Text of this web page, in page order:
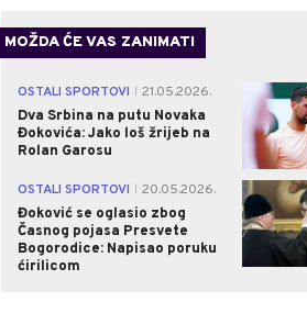
MOŽDA ĆE VAS ZANIMATI
OSTALI SPORTOVI
21.05.2026.
Dva Srbina na putu Novaka
Đokovića: Jako loš žrijeb na
Rolan Garosu
OSTALI SPORTOVI
20.05.2026.
Đoković se oglasio zbog
Časnog pojasa Presvete
Bogorodice: Napisao poruku
ćirilicom